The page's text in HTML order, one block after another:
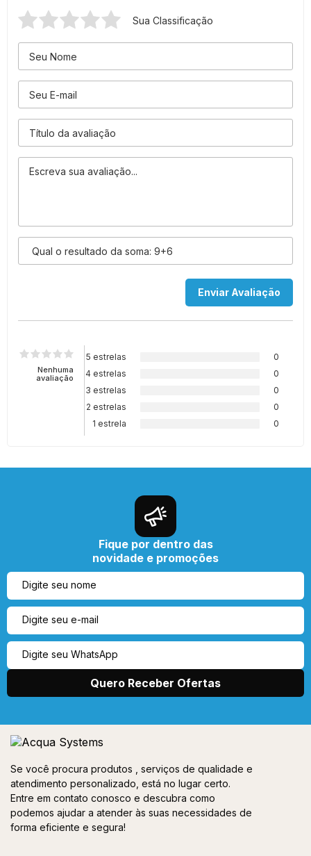
Sua Classificação
Nenhuma
avaliação
5 estrelas
0
4 estrelas
0
3 estrelas
0
2 estrelas
0
1 estrela
0
Fique por dentro das
novidade e promoções
Se você procura produtos , serviços de qualidade e
atendimento personalizado, está no lugar certo.
Entre em contato conosco e descubra como
podemos ajudar a atender às suas necessidades de
forma eficiente e segura!